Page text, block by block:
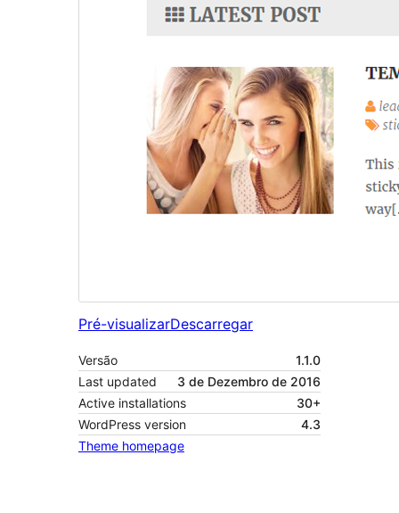
Pré-visualizarDescarregar
Versão
1.1.0
Last updated
3 de Dezembro de 2016
Active installations
30+
WordPress version
4.3
Theme homepage